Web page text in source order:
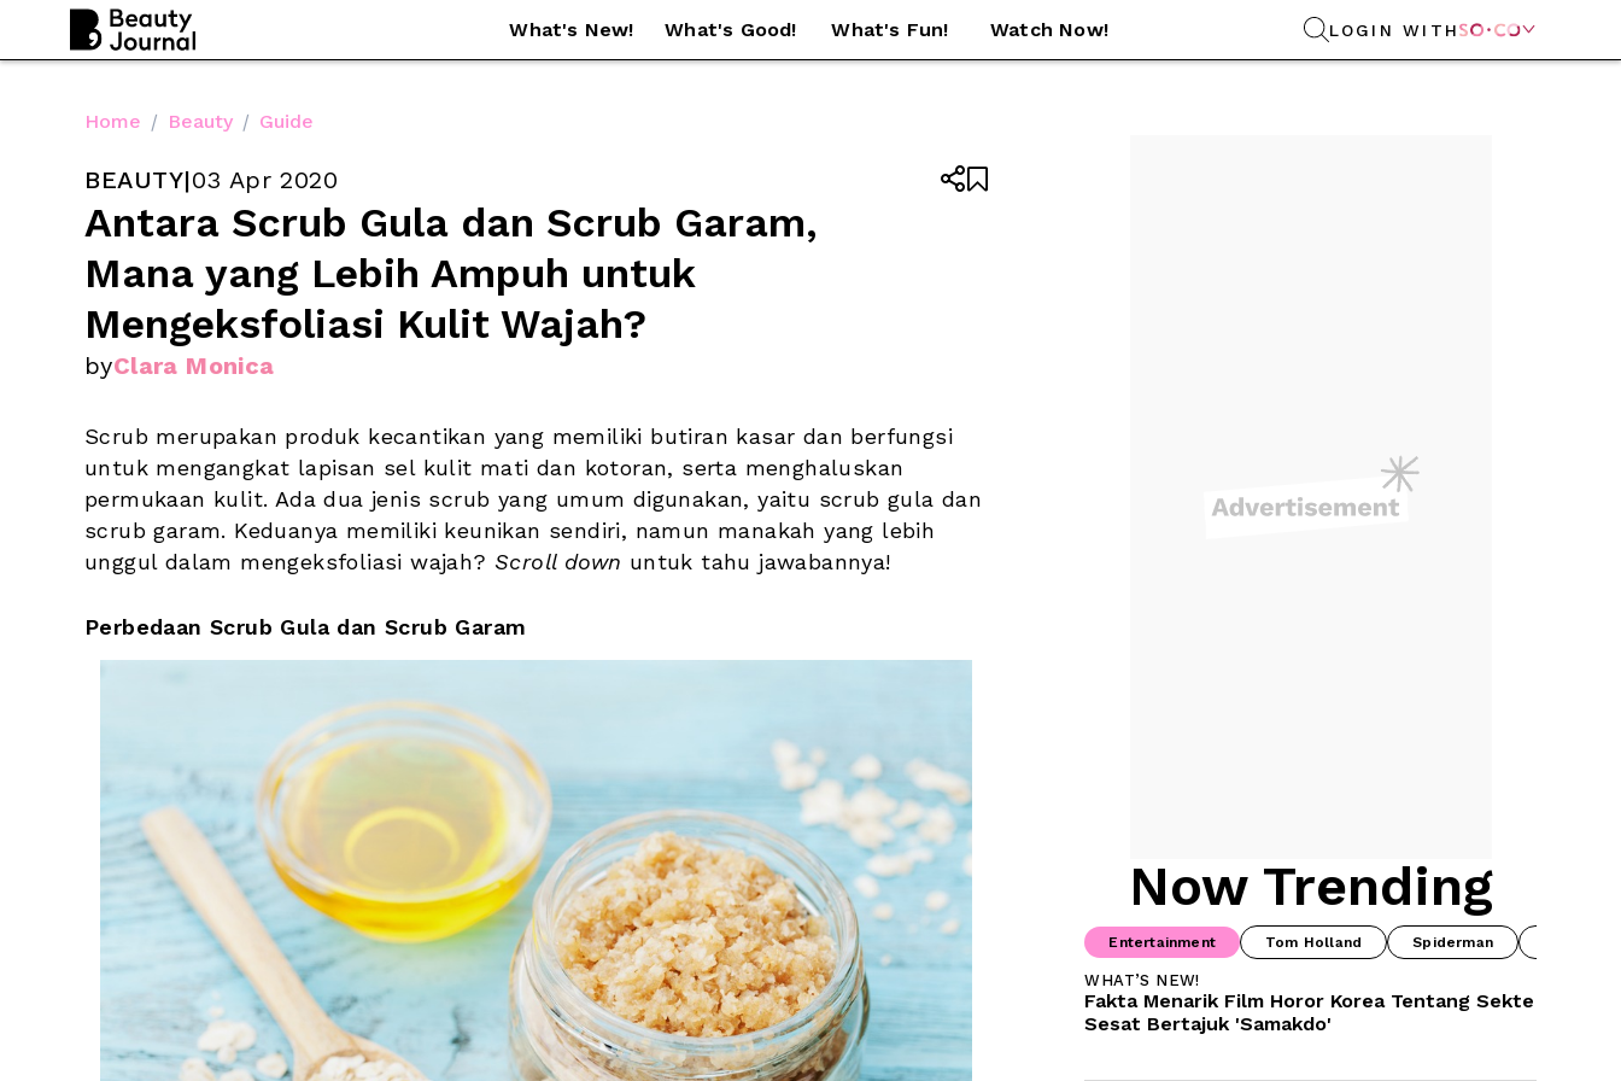
What's New! What's Good! What's Fun! Watch Now! LOGIN WITH 
Home / Beauty / Guide
BEAUTY|03 Apr 2020
Antara Scrub Gula dan Scrub Garam,
Mana yang Lebih Ampuh untuk
Mengeksfoliasi Kulit Wajah?
byClara Monica


Scrub merupakan produk kecantikan yang memiliki butiran kasar dan berfungsi
untuk mengangkat lapisan sel kulit mati dan kotoran, serta menghaluskan
permukaan kulit. Ada dua jenis scrub yang umum digunakan, yaitu scrub gula dan
scrub garam. Keduanya memiliki keunikan sendiri, namun manakah yang lebih
unggul dalam mengeksfoliasi wajah? Scroll down untuk tahu jawabannya!
Perbedaan Scrub Gula dan Scrub Garam
Now Trending
Entertainment Tom Holland Spiderman
WHAT’S NEW!
Fakta Menarik Film Horor Korea Tentang Sekte
Sesat Bertajuk 'Samakdo'